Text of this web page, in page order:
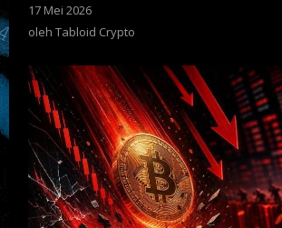
17 Mei 2026
Tabloid
Crypto
oleh Tabloid Crypto